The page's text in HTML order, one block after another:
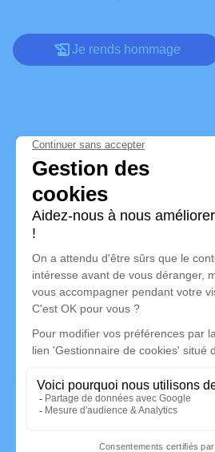
Je rends hommage